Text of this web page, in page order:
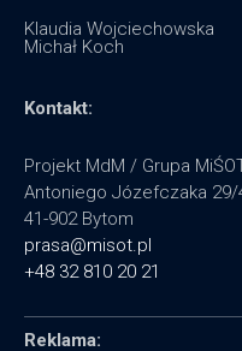
Klaudia Wojciechowska
Michał Koch
Kontakt:
Projekt MdM / Grupa
Antoniego Józefczaka 29/
41-902 Bytom
prasa@misot.pl
+48 32 810 20 21
Reklama: